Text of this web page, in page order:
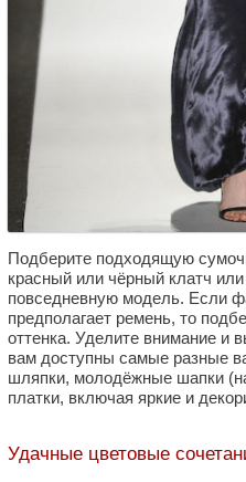
Подберите подходящую
красный или чёрный клатч
повседневную модель. Если
предполагает ремень, то
оттенка. Уделите внимание и
вам доступны самые разные
шляпки, молодёжные шапки
платки, включая яркие и
Удачные цветовые